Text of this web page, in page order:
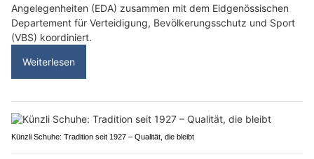
Angelegenheiten (EDA) zusammen mit dem Eidgenössischen
Departement für Verteidigung, Bevölkerungsschutz und Sport
(VBS) koordiniert.
Weiterlesen
Künzli Schuhe: Tradition seit 1927 – Qualität, die bleibt